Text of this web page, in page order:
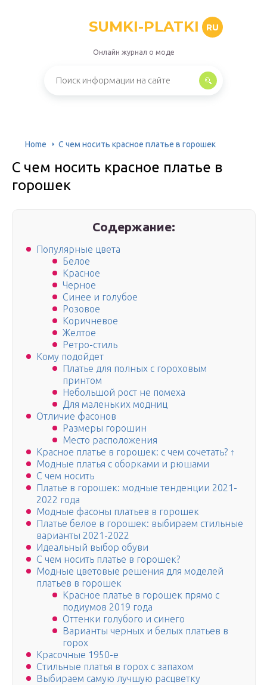
SUMKI-PLATKI RU
Онлайн журнал о моде
Home С чем носить красное платье в горошек
С чем носить красное платье в
горошек
Содержание:
Популярные цвета
Белое
Красное
Черное
Синее и голубое
Розовое
Коричневое
Желтое
Ретро-стиль
Кому подойдет
Платье для полных с гороховым
принтом
Небольшой рост не помеха
Для маленьких модниц
Отличие фасонов
Размеры горошин
Место расположения
Красное платье в горошек: с чем сочетать? ↑
Модные платья с оборками и рюшами
С чем носить
Платье в горошек: модные тенденции 2021-
2022 года
Модные фасоны платьев в горошек
Платье белое в горошек: выбираем стильные
варианты 2021-2022
Идеальный выбор обуви
С чем носить платье в горошек?
Модные цветовые решения для моделей
платьев в горошек
Красное платье в горошек прямо с
подиумов 2019 года
Оттенки голубого и синего
Варианты черных и белых платьев в
горох
Красочные 1950-е
Стильные платья в горох с запахом
Выбираем самую лучшую расцветку